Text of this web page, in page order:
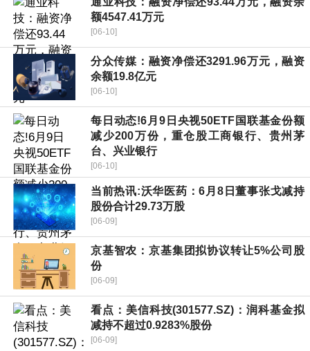
额4547.41万元
[06-10]
分众传媒：融资净偿还3291.96万元，融资
余额19.8亿元
[06-10]
每日动态!6月9日央视50ETF国联基金份额
减少200万份，重仓股工商银行、贵州茅
台、兴业银行
[06-10]
当前热讯:沃华医药：6月8日董事张戈减持
股份合计29.73万股
[06-09]
京基智农：京基集团拟协议转让5%公司股
份
[06-09]
看点：美信科技(301577.SZ)：润科基金拟
减持不超过0.9283%股份
[06-09]